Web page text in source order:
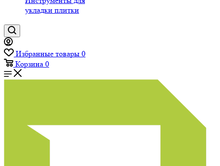
укладки плитки
Избранные товары 0
Корзина 0